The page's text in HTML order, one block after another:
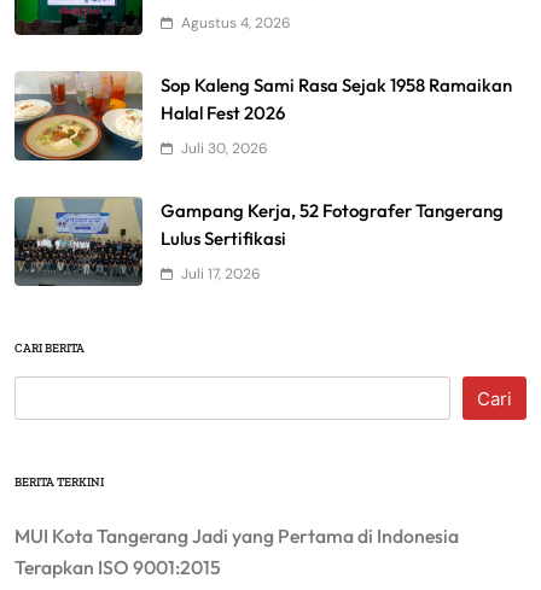
Agustus 4, 2026
Sop Kaleng Sami Rasa Sejak 1958 Ramaikan
Halal Fest 2026
Juli 30, 2026
Gampang Kerja, 52 Fotografer Tangerang
Lulus Sertifikasi
Juli 17, 2026
CARI BERITA
Cari
BERITA TERKINI
MUI Kota Tangerang Jadi yang Pertama di Indonesia
Terapkan ISO 9001:2015